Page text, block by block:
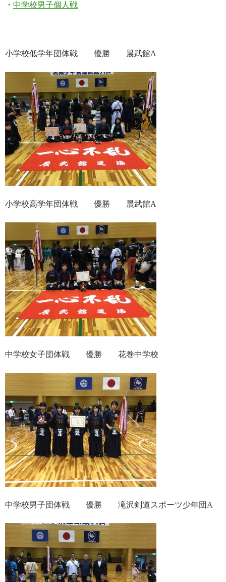
・ 中学校男子個人戦
小学校低学年団体戦 優勝 晨武館A
小学校高学年団体戦 優勝 晨武館A
中学校女子団体戦 優勝 花巻中学校
中学校男子団体戦 優勝 滝沢剣道スポーツ少年団A